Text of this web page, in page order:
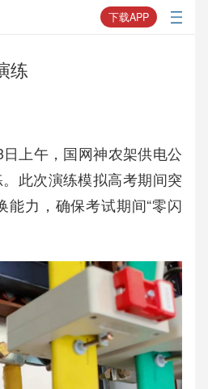
下载APP
练
上午，国网神农架供电公
此次演练模拟高考期间突
力，确保考试期间“零闪